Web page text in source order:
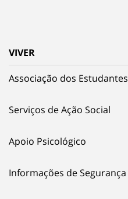
VIVER
Associação dos Estudantes
Serviços de Ação Social
Apoio Psicológico
Informações de Segurança